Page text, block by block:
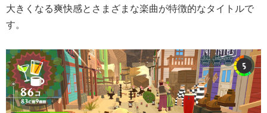
大きくなる爽快感とさまざまな楽曲が特徴的なタイトルで
す。